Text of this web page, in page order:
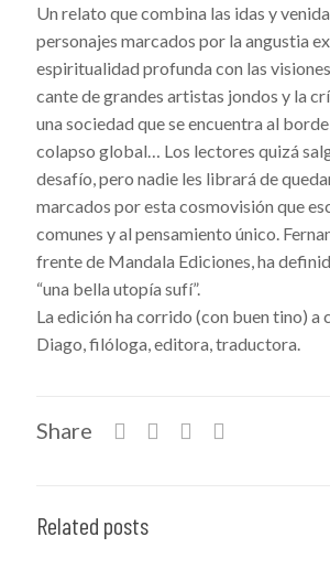
Un relato que combina las idas y
personajes marcados por la angustia
espiritualidad profunda con las
cante de grandes artistas jondos y la
una sociedad que se encuentra al
colapso global… Los lectores quizá
desafío, pero nadie les librará de
marcados por esta cosmovisión que
comunes y al pensamiento único.
frente de Mandala Ediciones, ha
“una bella utopía sufí”.
La edición ha corrido (con buen tino) a
Diago, filóloga, editora, traductora.
Share
Related posts